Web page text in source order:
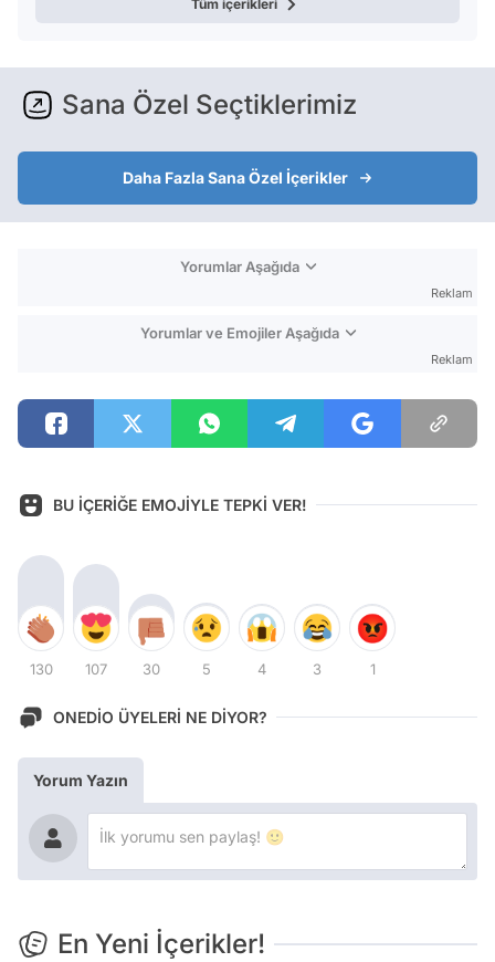
Tüm içerikleri
Sana Özel Seçtiklerimiz
Daha Fazla Sana Özel İçerikler
Yorumlar Aşağıda
Reklam
Yorumlar ve Emojiler Aşağıda
Reklam
BU İÇERİĞE EMOJİYLE TEPKİ VER!
130 107 30 5 4 3 1
ONEDİO ÜYELERİ NE DİYOR?
Yorum Yazın
En Yeni İçerikler!